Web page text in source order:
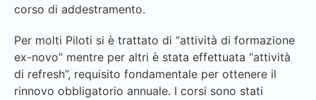
corso di addestramento.
Per molti Piloti si è trattato di “attività di formazione
ex-novo” mentre per altri è stata effettuata “attività
di refresh”, requisito fondamentale per ottenere il
rinnovo obbligatorio annuale. I corsi sono stati